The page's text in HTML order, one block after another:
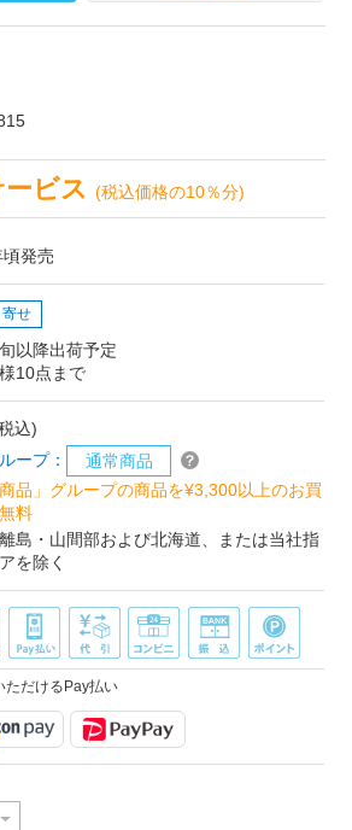
ービス(税込価格の10％分)
発売
寄せ
以降出荷予定
10点まで
込)
ープ：
通常商品
商品」グループの商品を¥3,300以上のお買
料
島・山間部および北海道、または当社指
を除く
ただけるPay払い